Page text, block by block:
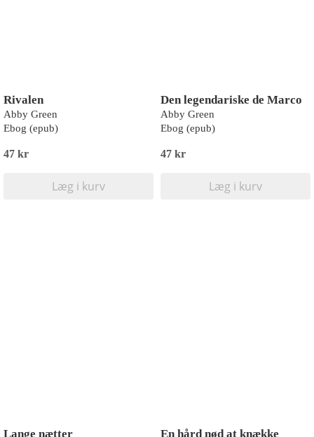
Rivalen
Abby Green
Ebog (epub)
47 kr
Læg i kurv
Den legendariske de Marco
Abby Green
Ebog (epub)
47 kr
Læg i kurv
Lange nætter En hård nød at knække